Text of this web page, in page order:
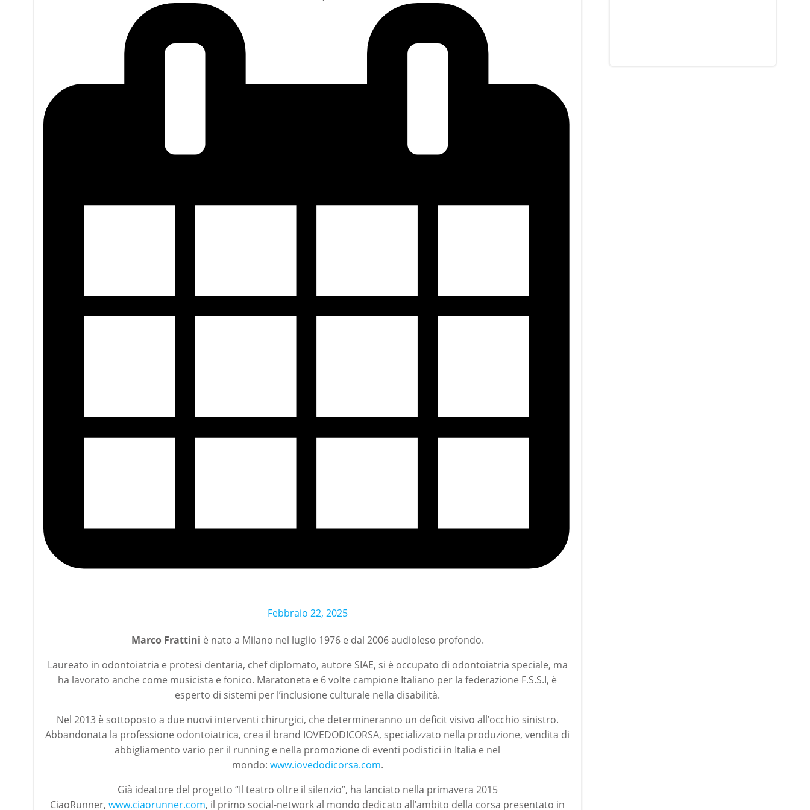
Febbraio 22, 2025
Marco Frattini è nato a Milano nel luglio 1976 e dal 2006 audioleso profondo.
Laureato in odontoiatria e protesi dentaria, chef diplomato, autore SIAE, si è occupato di odontoiatria speciale, ma
ha lavorato anche come musicista e fonico. Maratoneta e 6 volte campione Italiano per la federazione F.S.S.I, è
esperto di sistemi per l’inclusione culturale nella disabilità.
Nel 2013 è sottoposto a due nuovi interventi chirurgici, che determineranno un deficit visivo all’occhio sinistro.
Abbandonata la professione odontoiatrica, crea il brand IOVEDODICORSA, specializzato nella produzione, vendita di
abbigliamento vario per il running e nella promozione di eventi podistici in Italia e nel
mondo: www.iovedodicorsa.com.
Già ideatore del progetto “Il teatro oltre il silenzio”, ha lanciato nella primavera 2015
CiaoRunner,www.ciaorunner.com, il primo social-network al mondo dedicato all’ambito della corsa presentato in